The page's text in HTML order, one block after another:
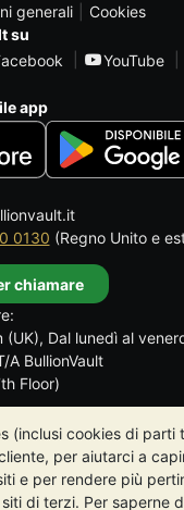
(inclusi cookies di parti
per aiutarci a
e per rendere più
di terzi. Per saperne
generali
Cookies
su
YouTube
app
0130 (Regno Unito e
chiamare
Dal lunedì al
A BullionVault
Floor)